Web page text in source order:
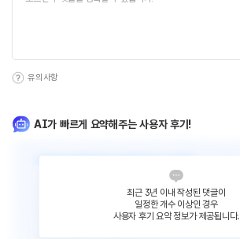
유의사항
AI가 빠르게 요약해주는 사용자 후기!
최근 3년 이내 작성된 댓글이
일정한 개수 이상인 경우
사용자 후기 요약 정보가 제공됩니다.